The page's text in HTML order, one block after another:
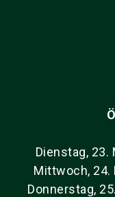
Dienstag, 23.
Mittwoch, 24.
Donnerstag,